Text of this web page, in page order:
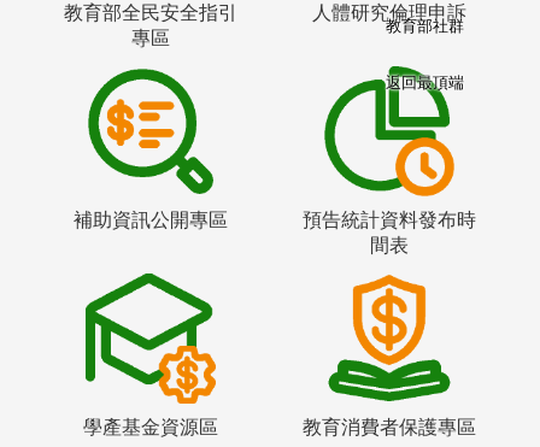
教育部全民安全指引
專區
人體研究倫理申訴
補助資訊公開專區
預告統計資料發布時
間表
學產基金資源區 教育消費者保護專區
教育部社群
返回最頂端